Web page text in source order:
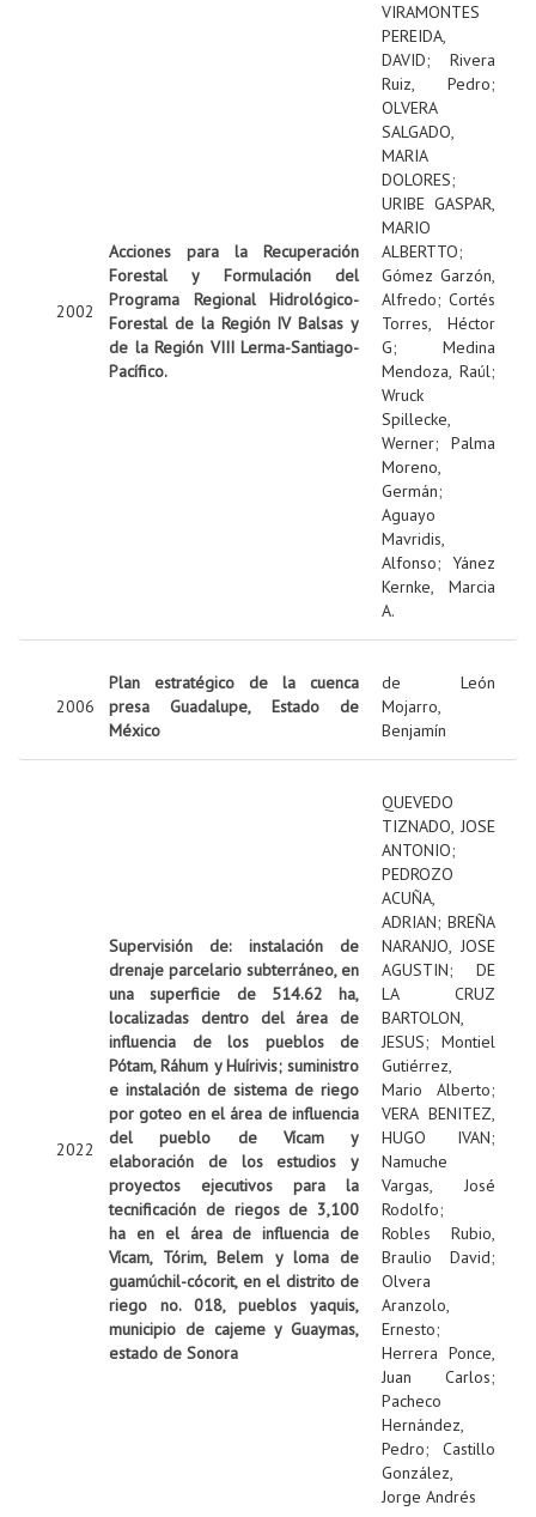
2002
Acciones para la Recuperación
Forestal y Formulación del
Programa Regional Hidrológico-
Forestal de la Región IV Balsas y
de la Región VIII Lerma-Santiago-
Pacífico.
VIRAMONTES
PEREIDA,
DAVID; Rivera
Ruiz, Pedro;
OLVERA
SALGADO,
MARIA
DOLORES;
URIBE GASPAR,
MARIO
ALBERTTO;
Gómez Garzón,
Alfredo; Cortés
Torres, Héctor
G; Medina
Mendoza, Raúl;
Wruck
Spillecke,
Werner; Palma
Moreno,
Germán;
Aguayo
Mavridis,
Alfonso; Yánez
Kernke, Marcia
A.
2006
Plan estratégico de la cuenca
presa Guadalupe, Estado de
México
de León
Mojarro,
Benjamín
2022
Supervisión de: instalación de
drenaje parcelario subterráneo, en
una superficie de 514.62 ha,
localizadas dentro del área de
influencia de los pueblos de
Pótam, Ráhum y Huírivis; suministro
e instalación de sistema de riego
por goteo en el área de influencia
del pueblo de Vícam y
elaboración de los estudios y
proyectos ejecutivos para la
tecnificación de riegos de 3,100
ha en el área de influencia de
Vícam, Tórim, Belem y loma de
guamúchil-cócorit, en el distrito de
riego no. 018, pueblos yaquis,
municipio de cajeme y Guaymas,
estado de Sonora
QUEVEDO
TIZNADO, JOSE
ANTONIO;
PEDROZO
ACUÑA,
ADRIAN; BREÑA
NARANJO, JOSE
AGUSTIN; DE
LA CRUZ
BARTOLON,
JESUS; Montiel
Gutiérrez,
Mario Alberto;
VERA BENITEZ,
HUGO IVAN;
Namuche
Vargas, José
Rodolfo;
Robles Rubio,
Braulio David;
Olvera
Aranzolo,
Ernesto;
Herrera Ponce,
Juan Carlos;
Pacheco
Hernández,
Pedro; Castillo
González,
Jorge Andrés